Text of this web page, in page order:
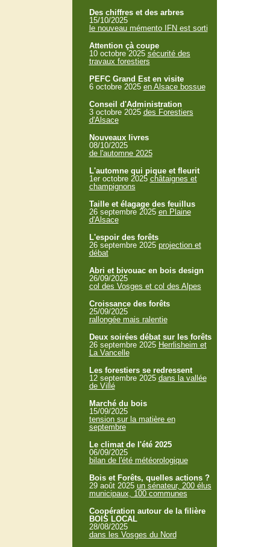
Des chiffres et des arbres
15/10/2025
le nouveau mémento IFN est sorti
Attention çà coupe
10 octobre 2025 sécurité des
travaux forestiers
PEFC Grand Est en visite
6 octobre 2025 en Alsace bossue
Conseil d'Administration
3 octobre 2025 des Forestiers
d'Alsace
Nouveaux livres
08/10/2025
de l'automne 2025
L'automne qui pique et fleurit
1er octobre 2025 châtaignes et
champignons
Taille et élagage des feuillus
26 septembre 2025 en Plaine
d'Alsace
L'espoir des forêts
26 septembre 2025 projection et
débat
Abri et bivouac en bois design
26/09/2025
col des Vosges et col des Alpes
Croissance des forêts
25/09/2025
rallongée mais ralentie
Deux soirées débat sur les forêts
26 septembre 2025 Herrlisheim et
La Vancelle
Les forestiers se redressent
12 septembre 2025 dans la vallée
de Villé
Marché du bois
15/09/2025
tension sur la matière en
septembre
Le climat de l'été 2025
06/09/2025
bilan de l'été météorologique
Bois et Forêts, quelles actions ?
29 août 2025 un sénateur, 200 élus
municipaux, 100 communes
Coopération autour de la filière
BOIS LOCAL
28/08/2025
dans les Vosges du Nord